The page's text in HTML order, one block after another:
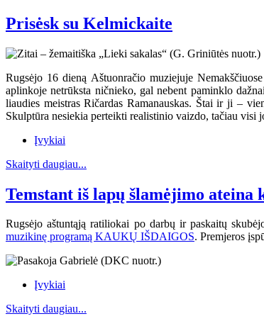
Prisėsk su Kelmickaite
Rugsėjo 16 dieną Aštuonračio muziejuje
aplinkoje netrūksta ničnieko, gal nebent paminklo
liaudies meistras Ričardas Ramanauskas. Štai ir ji –
Skulptūra nesiekia perteikti realistinio vaizdo, tačiau visi
Įvykiai
Skaityti daugiau...
Temstant iš lapų šlamėjimo ateina
Rugsėjo aštuntąją ratiliokai po darbų ir paskaitų
muzikinę programą KAUKŲ IŠDAIGOS. Premjeros
Įvykiai
Skaityti daugiau...